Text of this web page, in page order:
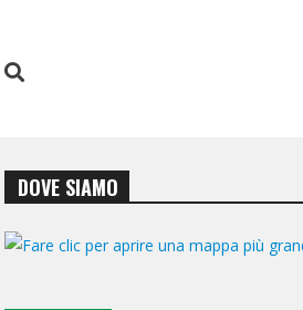
DOVE SIAMO